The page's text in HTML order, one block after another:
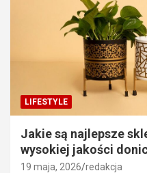
LIFESTYLE
Jakie są najlepsze
wysokiej jakości
19 maja, 2026 redakcja